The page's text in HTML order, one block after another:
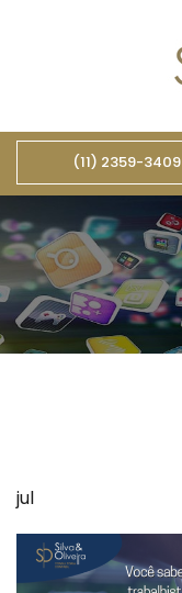
(11) 2359-3409
jul